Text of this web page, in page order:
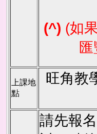
(^) (如
上課地
點
旺角教
請先報